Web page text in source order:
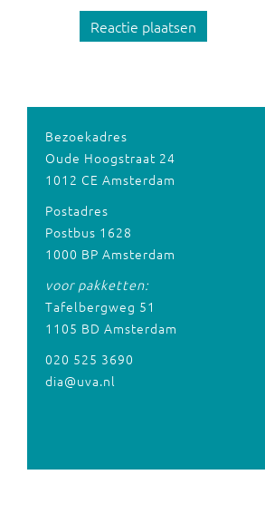
Reactie plaatsen
Bezoekadres
Oude Hoogstraat 24
1012 CE Amsterdam
Postadres
Postbus 1628
1000 BP Amsterdam
voor pakketten:
Tafelbergweg 51
1105 BD Amsterdam
020 525 3690
dia@uva.nl